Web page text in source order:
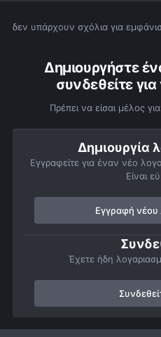
δεν υπάρχουν σχόλια για
Δημιουργήστε
συνδεθείτε
Πρέπει να είσαι μέλος
Δημιουργία
Εγγραφείτε για έναν νέο
Είναι
Εγγραφή νέου
Έχετε ήδη